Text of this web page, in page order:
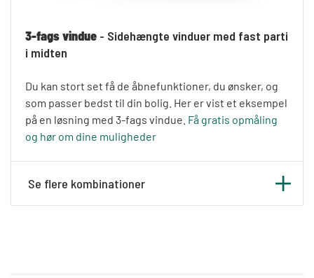
3-fags vindue - Sidehængte vinduer med fast parti
i midten
Du kan stort set få de åbnefunktioner, du ønsker, og
som passer bedst til din bolig. Her er vist et eksempel
på en løsning med 3-fags vindue. Få gratis opmåling
og hør om dine muligheder
Se flere kombinationer